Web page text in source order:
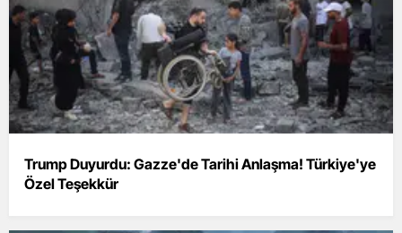
Trump Duyurdu: Gazze'de Tarihi Anlaşma! Türkiye'ye
Özel Teşekkür